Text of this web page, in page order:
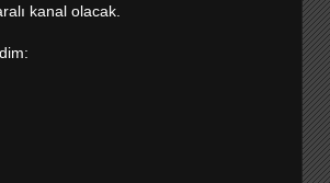
kanal olacak.